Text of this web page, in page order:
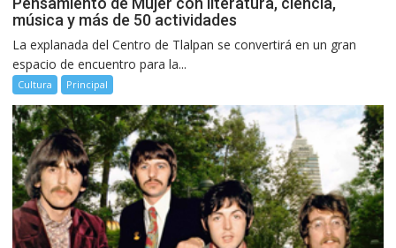
música y más de 50 actividades
La explanada del Centro de Tlalpan se convertirá en un gran
espacio de encuentro para la...
Cultura Principal